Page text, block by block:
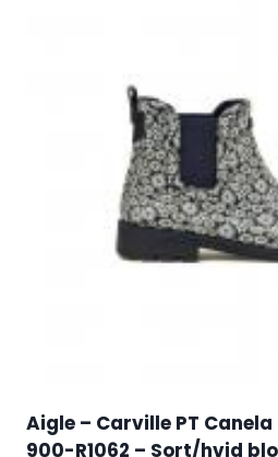
Aigle – Carville PT
900-R1062 – Sort/hvid